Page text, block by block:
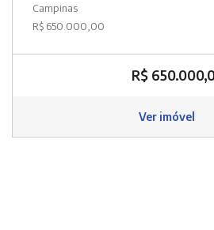
Campinas
R$ 650.000,00
R$
Ver imóvel